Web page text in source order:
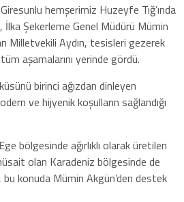
hemşerimiz Huzeyfe Tığ’ında
Şekerleme Genel Müdürü Mümin
Milletvekili Aydın, tesisleri gezerek
aşamalarını yerinde gördü.
birinci ağızdan dinleyen
ve hijyenik koşulların sağlandığı
bölgesinde ağırlıklı olarak üretilen
olan Karadeniz bölgesinde de
konuda Mümin Akgün’den destek